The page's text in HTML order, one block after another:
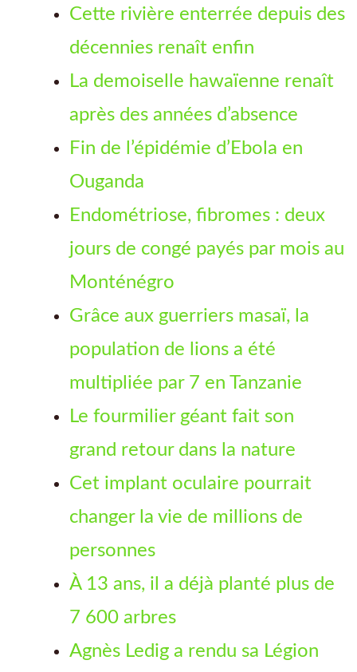
Cette rivière enterrée depuis des
décennies renaît enfin
La demoiselle hawaïenne renaît
après des années d’absence
Fin de l’épidémie d’Ebola en
Ouganda
Endométriose, fibromes : deux
jours de congé payés par mois au
Monténégro
Grâce aux guerriers masaï, la
population de lions a été
multipliée par 7 en Tanzanie
Le fourmilier géant fait son
grand retour dans la nature
Cet implant oculaire pourrait
changer la vie de millions de
personnes
À 13 ans, il a déjà planté plus de
7 600 arbres
Agnès Ledig a rendu sa Légion